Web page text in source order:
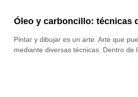
Óleo y carboncillo: técnicas
Pintar y dibujar es un arte. Arte que
mediante diversas técnicas. Dentro de